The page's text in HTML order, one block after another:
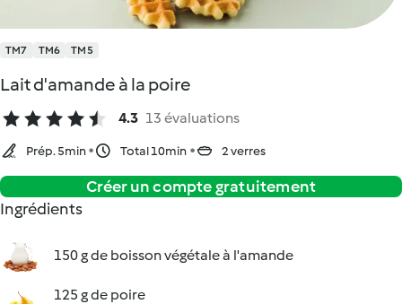
TM7 TM6 TM5
Lait d'amande à la poire
4.3 13 évaluations
Prép. 5min Total 10min 2 verres
Créer un compte gratuitement
Ingrédients
150 g de boisson végétale à l'amande
125 g de poire